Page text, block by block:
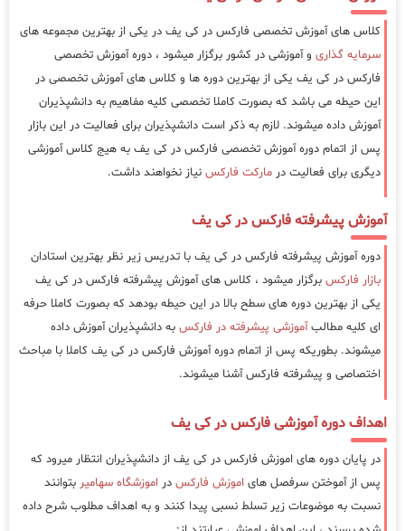
کلاس های آموزش تخصصی فارکس در کی یف در یکی از بهترین مجموعه های
سرمایه گذاری و آموزشی در کشور برگزار میشود ، دوره آموزش تخصصی
فارکس در کی یف یکی از بهترین دوره ها و کلاس های آموزش تخصصی در
این حیطه می باشد که بصورت کاملا تخصصی کلیه مفاهیم به دانشپذیران
آموزش داده میشوند. لازم به ذکر است دانشپذیران برای فعالیت در این بازار
پس از اتمام دوره آموزش تخصصی فارکس در کی یف به هیج کلاس آموزشی
دیگری برای فعالیت در مارکت فارکس نیاز نخواهند داشت.
آموزش پیشرفته فارکس در کی یف
دوره آموزش پیشرفته فارکس در کی یف با تدریس زیر نظر بهترین استادان
بازار فارکس برگزار میشود ، کلاس های آموزش پیشرفته فارکس در کی یف
یکی از بهترین دوره های سطح بالا در این حیطه بودهد که بصورت کاملا حرفه
ای کلیه مطالبآموزشی پیشرفته در فارکس به دانشپذیران آموزش داده
میشوند. بطوریکه پس از اتمام دوره آموزش فارکس در کی یف کاملا با مباحث
اختصاصی و پیشرفته فارکس آشنا میشوند.
اهداف دوره آموزشی فارکس در کی یف
در پایان دوره های اموزش فارکس در کی یف از دانشپذیران انتظار میرود که
پس از آموختن سرفصل های اموزش فارکس در اموزشگاه سهامیر بتوانند
نسبت به موضوعات زیر تسلط نسبی پیدا کنند و به اهداف مطلوب شرح داده